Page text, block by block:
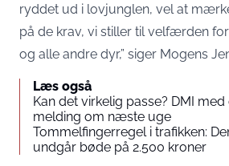
ryddet ud i lovjunglen, vel at
på de krav, vi stiller til velfærden
og alle andre dyr,” siger Mogens
Læs også
Kan det virkelig passe? DMI
melding om næste uge
Tommelfingerregel i trafikken:
undgår bøde på 2.500 kroner